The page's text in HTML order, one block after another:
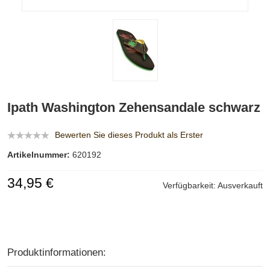
Ipath Washington Zehensandale schwarz
Bewerten Sie dieses Produkt als Erster
Artikelnummer: 620192
Verfügbarkeit: Ausverkauft
34,95 €
Produktinformationen: